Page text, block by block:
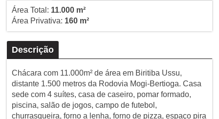
Área Total: 11.000 m²
Área Privativa: 160 m²
Descrição
Chácara com 11.000m² de área em Biritiba Ussu,
distante 1.500 metros da Rodovia Mogi-Bertioga. Casa
sede com 4 suítes, casa de caseiro, pomar formado,
piscina, salão de jogos, campo de futebol,
churrasqueira, forno a lenha, forno de pizza, espaço pira